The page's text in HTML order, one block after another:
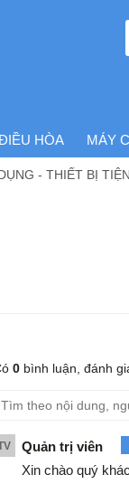
HÒA MÁY
- THIẾT BỊ
0 bình luận, đánh
Quản trị viên
Xin chào quý